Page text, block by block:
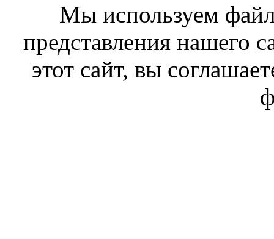
Мы используем
представления нашего
этот сайт, вы